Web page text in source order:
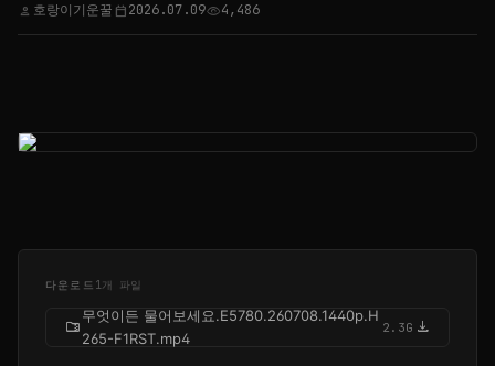
person 호랑이기운꿀 calendar_today2026.07.09visibility4,486
다운로드 1개 파일
folder_zip
무엇이든 물어보세요.E5780.260708.1440p.H
265-F1RST.mp4
2.3G download